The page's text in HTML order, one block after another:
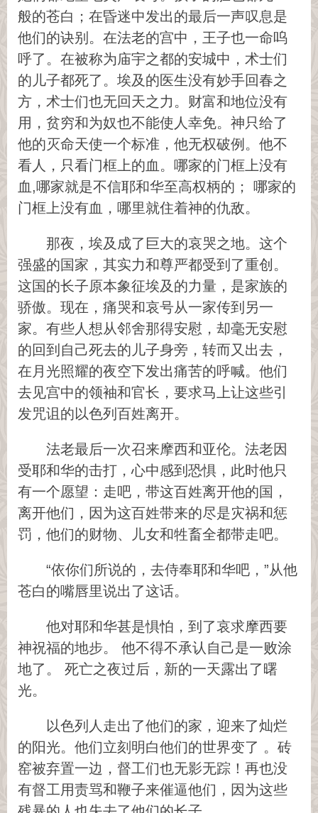
般的苍白；在昏迷中发出的最后一声叹息是
他们的诀别。在法老的宫中，王子也一命呜
呼了。在被称为庙宇之都的安城中，术士们
的儿子都死了。埃及的医生没有妙手回春之
方，术士们也无回天之力。财富和地位没有
用，贫穷和为奴也不能使人幸免。神只给了
他的灭命天使一个标准，他无权破例。他不
看人，只看门框上的血。哪家的门框上没有
血,哪家就是不信耶和华至高权柄的； 哪家的
门框上没有血，哪里就住着神的仇敌。
那夜，埃及成了巨大的哀哭之地。这个
强盛的国家，其实力和尊严都受到了重创。
这国的长子原本象征埃及的力量，是家族的
骄傲。现在，痛哭和哀号从一家传到另一
家。有些人想从邻舍那得安慰，却毫无安慰
的回到自己死去的儿子身旁，转而又出去，
在月光照耀的夜空下发出痛苦的呼喊。他们
去见宫中的领袖和官长，要求马上让这些引
发咒诅的以色列百姓离开。
法老最后一次召来摩西和亚伦。法老因
受耶和华的击打，心中感到恐惧，此时他只
有一个愿望：走吧，带这百姓离开他的国，
离开他们，因为这百姓带来的尽是灾祸和惩
罚，他们的财物、儿女和牲畜全都带走吧。
“依你们所说的，去侍奉耶和华吧，”从他
苍白的嘴唇里说出了这话。
他对耶和华甚是惧怕，到了哀求摩西要
神祝福的地步。 他不得不承认自己是一败涂
地了。 死亡之夜过后，新的一天露出了曙
光。
以色列人走出了他们的家，迎来了灿烂
的阳光。他们立刻明白他们的世界变了 。砖
窑被弃置一边，督工们也无影无踪！再也没
有督工用责骂和鞭子来催逼他们，因为这些